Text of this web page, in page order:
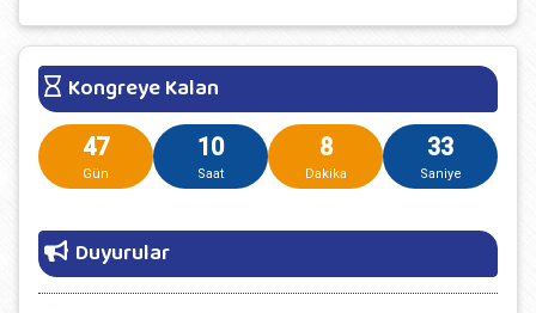
Kongreye Kalan
47
Gün
10
Saat
8
Dakika
33
Saniye
Duyurular